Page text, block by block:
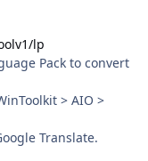
lp
Pack to convert
> AIO >
Translate.